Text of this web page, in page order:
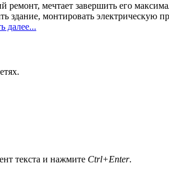
мечтает завершить его
здание, монтировать электрическую
далее...
текста и нажмите Ctrl+Enter.